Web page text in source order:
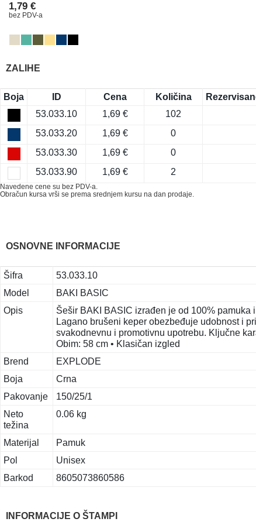
1,79 €
bez PDV-a
ZALIHE
Boja ID Cena Količina
53.033.10
1,69 € 102
53.033.20
1,69 € 0
53.033.30
1,69 € 0
53.033.90
1,69 € 2
Navedene cene su bez PDV-a.
Obračun kursa vrši se prema srednjem kursu na dan prodaje.
OSNOVNE INFORMACIJE
Šifra
53.033.10
Model
BAKI BASIC
Opis
Šešir BAKI BASIC izrađen je od 100%
Lagano brušeni keper obezbeđuje udobnost i
svakodnevnu i promotivnu upotrebu. Ključne
Obim: 58 cm • Klasičan izgled
Brend
EXPLODE
Boja
Crna
Pakovanje
150/25/1
Neto
težina
0.06 kg
Materijal
Pamuk
Pol
Unisex
Barkod
8605073860586
INFORMACIJE O ŠTAMPI